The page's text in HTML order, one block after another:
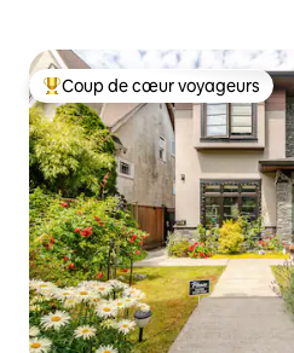
Coup de cœur voyageurs parmi
Coup de cœur voyageurs